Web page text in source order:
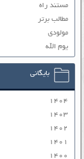
مستند راه
مطالب برتر
مولودی
یوم الله
بایگانی
۱۴۰۴
۱۴۰۳
۱۴۰۲
۱۴۰۱
۱۴۰۰